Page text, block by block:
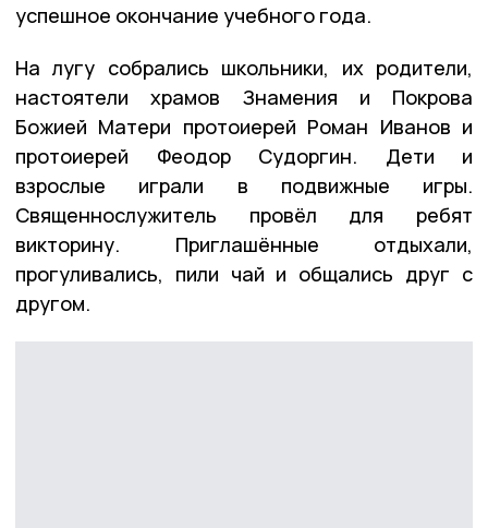
успешное окончание учебного года.
На лугу собрались школьники, их родители,
настоятели храмов Знамения и Покрова
Божией Матери протоиерей Роман Иванов и
протоиерей Феодор Судоргин. Дети и
взрослые играли в подвижные игры.
Священнослужитель провёл для ребят
викторину. Приглашённые отдыхали,
прогуливались, пили чай и общались друг с
другом.